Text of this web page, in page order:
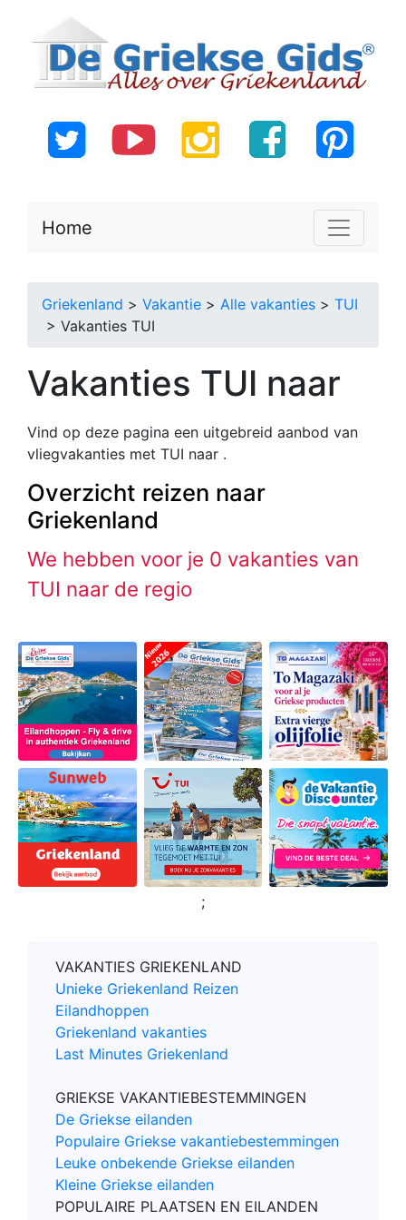
Home
Griekenland > Vakantie > Alle vakanties > TUI
> Vakanties TUI
Vakanties TUI naar
Vind op deze pagina een uitgebreid aanbod van
vliegvakanties met TUI naar .
Overzicht reizen naar
Griekenland
We hebben voor je 0 vakanties van
TUI naar de regio
;
VAKANTIES GRIEKENLAND
Unieke Griekenland Reizen
Eilandhoppen
Griekenland vakanties
Last Minutes Griekenland
GRIEKSE VAKANTIEBESTEMMINGEN
De Griekse eilanden
Populaire Griekse vakantiebestemmingen
Leuke onbekende Griekse eilanden
Kleine Griekse eilanden
POPULAIRE PLAATSEN EN EILANDEN